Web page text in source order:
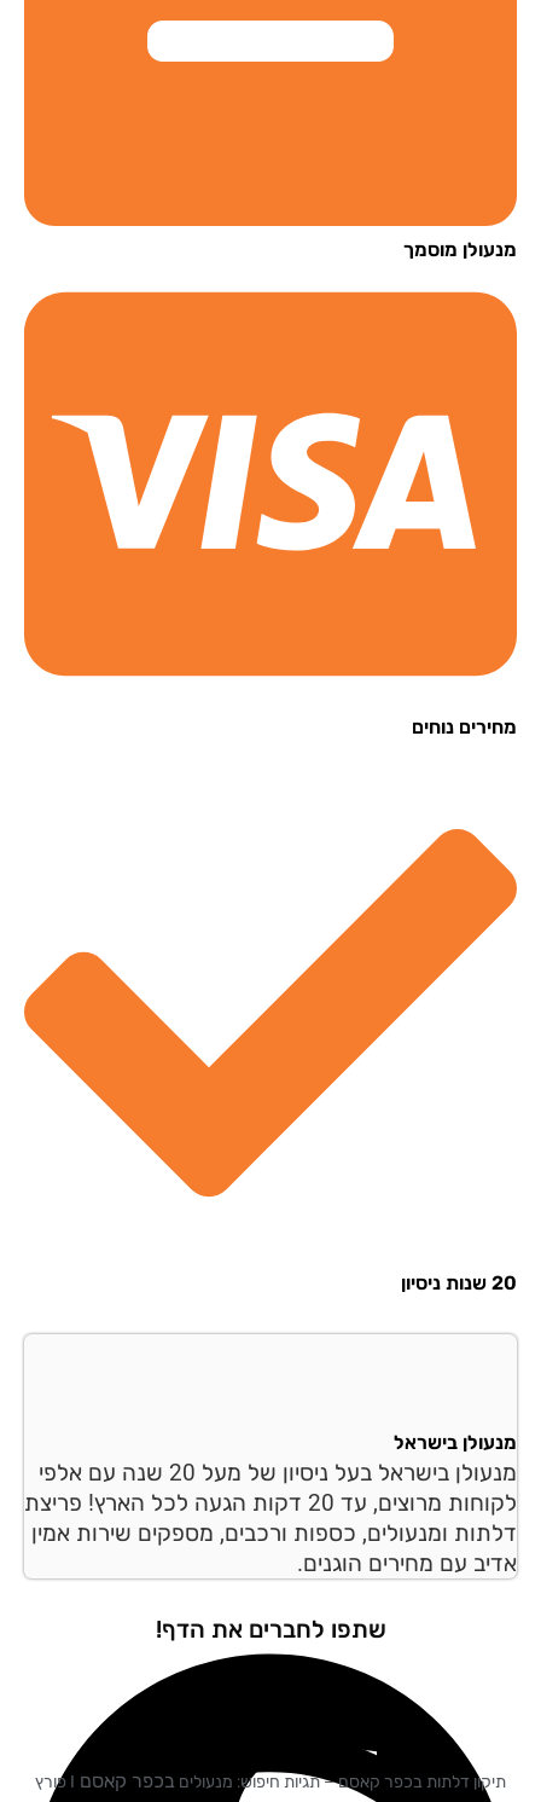
מוסמך
נוחים
בישראל
מנעולן בישראל בעל ניסיון של מעל 20 שנה עם אלפי
לקוחות מרוצים, עד 20 דקות הגעה לכל הארץ! פריצת
ומנעולים, כספות ורכבים, מספקים שירות אמין
עם מחירים הוגנים.
שתפו לחברים את הדף!
דלתות בכפר קאסם – תגיות חיפוש: מנעוליםבכפר קאסם I פורץ